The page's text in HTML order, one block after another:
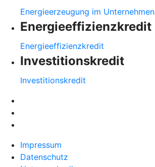
Energieerzeugung im Unternehmen
Energieeffizienzkredit
Energieeffizienzkredit
Investitionskredit
Investitionskredit
Impressum
Datenschutz